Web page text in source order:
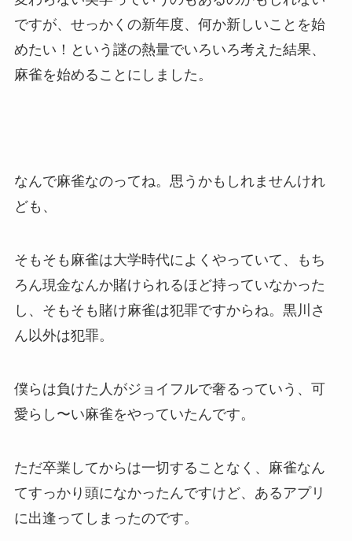
ですが、せっかくの新年度、何か新しいことを始
めたい！という謎の熱量でいろいろ考えた結果、
麻雀を始めることにしました。
なんで麻雀なのってね。思うかもしれませんけれ
ども、
そもそも麻雀は大学時代によくやっていて、もち
ろん現金なんか賭けられるほど持っていなかった
し、そもそも賭け麻雀は犯罪ですからね。黒川さ
ん以外は犯罪。
僕らは負けた人がジョイフルで奢るっていう、可
愛らし〜い麻雀をやっていたんです。
ただ卒業してからは一切することなく、麻雀なん
てすっかり頭になかったんですけど、あるアプリ
に出逢ってしまったのです。